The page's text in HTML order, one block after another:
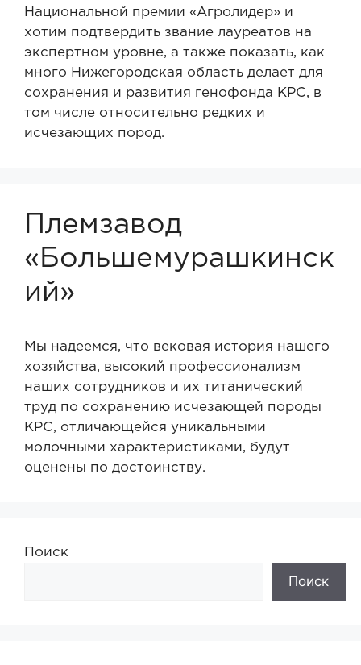
Национальной премии «Агролидер» и
хотим подтвердить звание лауреатов на
экспертном уровне, а также показать, как
много Нижегородская область делает для
сохранения и развития генофонда КРС, в
том числе относительно редких и
исчезающих пород.
Племзавод
«Большемурашкинск
ий»
Мы надеемся, что вековая история нашего
хозяйства, высокий профессионализм
наших сотрудников и их титанический
труд по сохранению исчезающей породы
КРС, отличающейся уникальными
молочными характеристиками, будут
оценены по достоинству.
Поиск
Поиск